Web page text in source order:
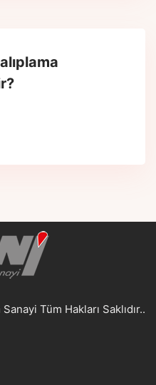
Tüm Hakları Saklıdır..